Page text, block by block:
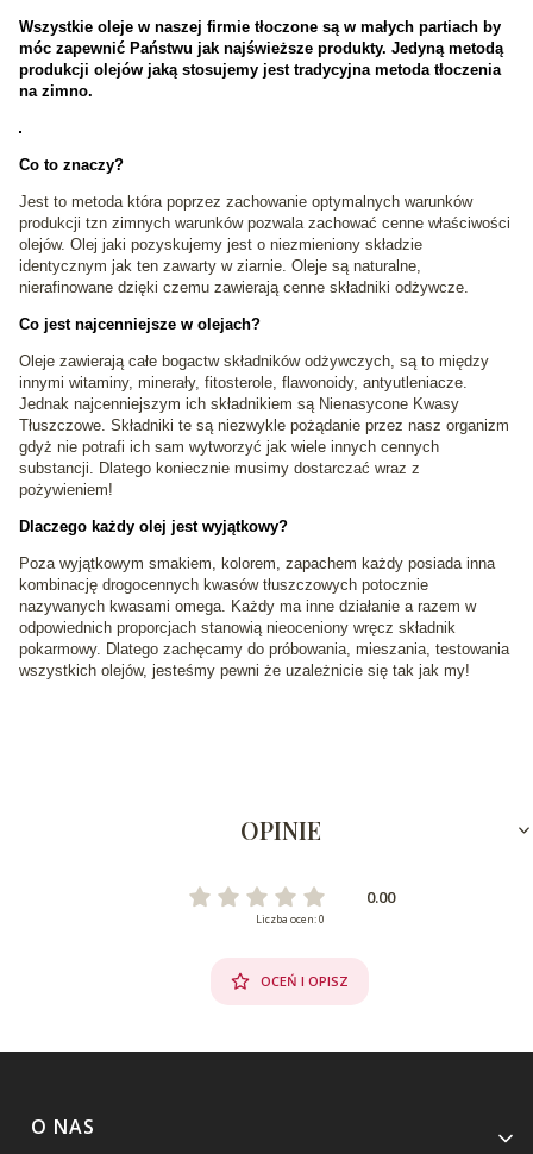
Wszystkie oleje w naszej firmie tłoczone są w małych partiach by
móc zapewnić Państwu jak najświeższe produkty. Jedyną metodą
produkcji olejów jaką stosujemy jest tradycyjna metoda tłoczenia
na zimno.
Co to znaczy?
Jest to metoda która poprzez zachowanie optymalnych warunków
produkcji tzn zimnych warunków pozwala zachować cenne właściwości
olejów. Olej jaki pozyskujemy jest o niezmieniony składzie
identycznym jak ten zawarty w ziarnie. Oleje są naturalne,
nierafinowane dzięki czemu zawierają cenne składniki odżywcze.
Co jest najcenniejsze w olejach?
Oleje zawierają całe bogactw składników odżywczych, są to między
innymi witaminy, minerały, fitosterole, flawonoidy, antyutleniacze.
Jednak najcenniejszym ich składnikiem są Nienasycone Kwasy
Tłuszczowe. Składniki te są niezwykle pożądanie przez nasz organizm
gdyż nie potrafi ich sam wytworzyć jak wiele innych cennych
substancji. Dlatego koniecznie musimy dostarczać wraz z
pożywieniem!
Dlaczego każdy olej jest wyjątkowy?
Poza wyjątkowym smakiem, kolorem, zapachem każdy posiada inna
kombinację drogocennych kwasów tłuszczowych potocznie
nazywanych kwasami omega. Każdy ma inne działanie a razem w
odpowiednich proporcjach stanowią nieoceniony wręcz składnik
pokarmowy. Dlatego zachęcamy do próbowania, mieszania, testowania
wszystkich olejów, jesteśmy pewni że uzależnicie się tak jak my!
OPINIE
0.00
Liczba ocen: 0
OCEŃ I OPISZ
Linki w stopce
O NAS